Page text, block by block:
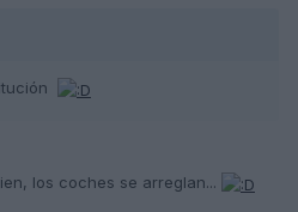
los coches se arreglan...